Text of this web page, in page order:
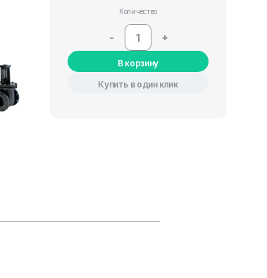
Количество
- +
В корзину
Купить в один клик